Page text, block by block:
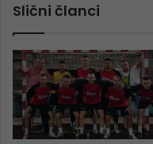
Slični članci